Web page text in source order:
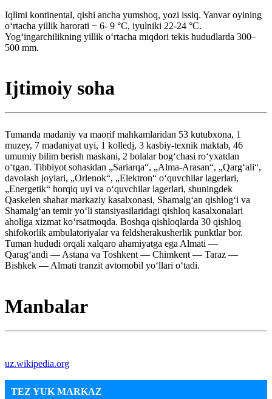
Iqlimi kontinental, qishi ancha yumshoq, yozi issiq. Yanvar oyining
oʻrtacha yillik harorati − 6- 9 °C, iyulniki 22-24 °C.
Yogʻingarchilikning yillik oʻrtacha miqdori tekis hududlarda 300–
500 mm.
Ijtimoiy soha
Tumanda madaniy va maorif mahkamlaridan 53 kutubxona, 1
muzey, 7 madaniyat uyi, 1 kolledj, 3 kasbiy-texnik maktab, 46
umumiy bilim berish maskani, 2 bolalar bogʻchasi roʻyxatdan
oʻtgan. Tibbiyot sohasidan „Sariarqa“, „Alma-Arasan“, „Qargʻali“,
davolash joylari, „Orlenok“, „Elektron“ oʻquvchilar lagerlari,
„Energetik“ horqiq uyi va oʻquvchilar lagerlari, shuningdek
Qaskelen shahar markaziy kasalxonasi, Shamalgʻan qishlogʻi va
Shamalgʻan temir yoʻli stansiyasilaridagi qishloq kasalxonalari
aholiga xizmat koʻrsatmoqda. Boshqa qishloqlarda 30 qishloq
shifokorlik ambulatoriyalar va feldsherakusherlik punktlar bor.
Tuman hududi orqali xalqaro ahamiyatga ega Almati —
Qaragʻandi — Astana va Toshkent — Chimkent — Taraz —
Bishkek — Almati tranzit avtomobil yoʻllari oʻtadi.
Manbalar
uz.wikipedia.org
TEZ YUK MARKAZ